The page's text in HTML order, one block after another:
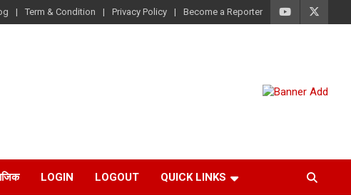
Term & Condition Privacy Policy Become a Reporter
LOGIN LOGOUT QUICK LINKS